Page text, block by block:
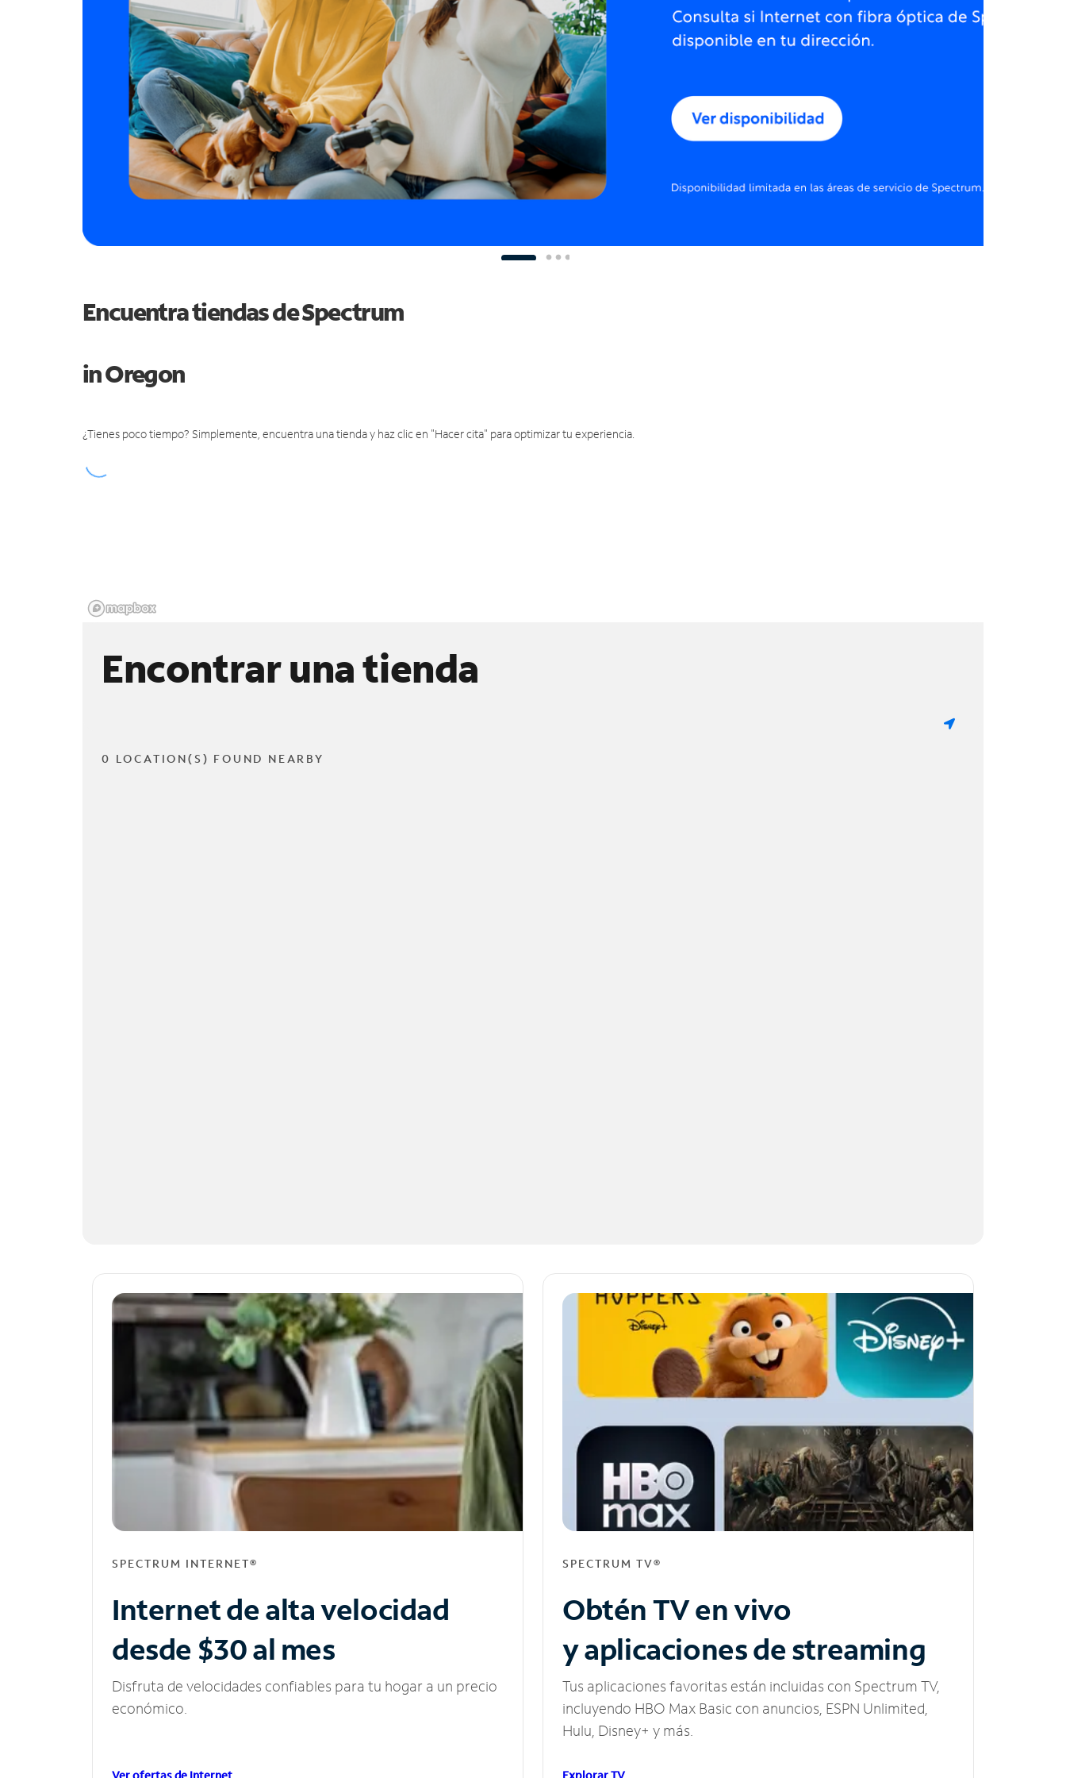
Encuentra tiendas de Spectrum
in Oregon
¿Tienes poco tiempo? Simplemente, encuentra una tienda y haz clic en "Hacer cita" para optimizar tu experiencia.
Encontrar una tienda
0 LOCATION(S) FOUND NEARBY
SPECTRUM INTERNET®
Internet de alta velocidad
desde $30 al mes
Disfruta de velocidades confiables para tu hogar a un precio
económico.
SPECTRUM TV®
Obtén TV en vivo
y aplicaciones de streaming
Tus aplicaciones favoritas están incluidas con Spectrum TV,
incluyendo HBO Max Basic con anuncios, ESPN Unlimited,
Hulu, Disney+ y más.